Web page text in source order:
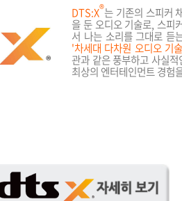
DTS:X®는 기존의 스피커
을 둔 오디오 기술로, 스피
서 나는 소리를 그대로 듣
'차세대 다차원 오디오 기술
관과 같은 풍부하고 사실
최상의 엔터테인먼트 경험